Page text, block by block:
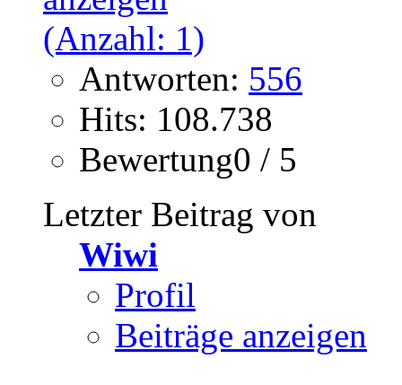
Antworten: 556
Hits: 108.738
Bewertung0 / 5
Letzter Beitrag von
Wiwi
Profil
Beiträge anzeigen